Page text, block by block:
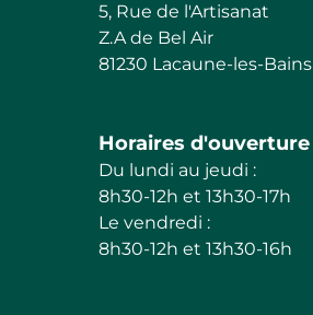
5, Rue de l'Artisanat
Z.A de Bel Air
81230 Lacaune-les-Bains
Horaires d'ouverture
Du lundi au jeudi :
8h30-12h et 13h30-17h
Le vendredi :
8h30-12h et 13h30-16h